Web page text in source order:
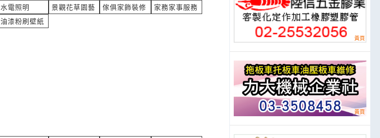
***vice@heli.com.tw
水電照明 景觀花草園藝 傢俱家飾裝修
家務家事服務
油漆粉刷壁紙